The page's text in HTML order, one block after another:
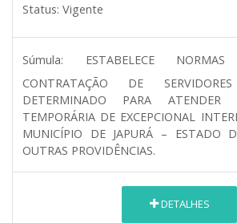
Status: Vigente
Súmula:
ESTABELECE
CONTRATAÇÃO DE
DETERMINADO PARA ATENDER
TEMPORÁRIA DE EXCEPCIONAL
MUNICÍPIO DE JAPURÁ – ESTADO
OUTRAS PROVIDÊNCIAS.
DETALHES